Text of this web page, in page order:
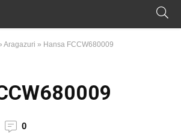
Aragazuri » Hansa FCCW680009
0